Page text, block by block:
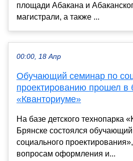
площади Абакана и
магистрали, а также ...
00:00, 18 Апр
Обучающий семинар по
проектированию прошел в
«Кванториуме»
На базе детского технопарка
Брянске состоялся
социального
вопросам оформления и...